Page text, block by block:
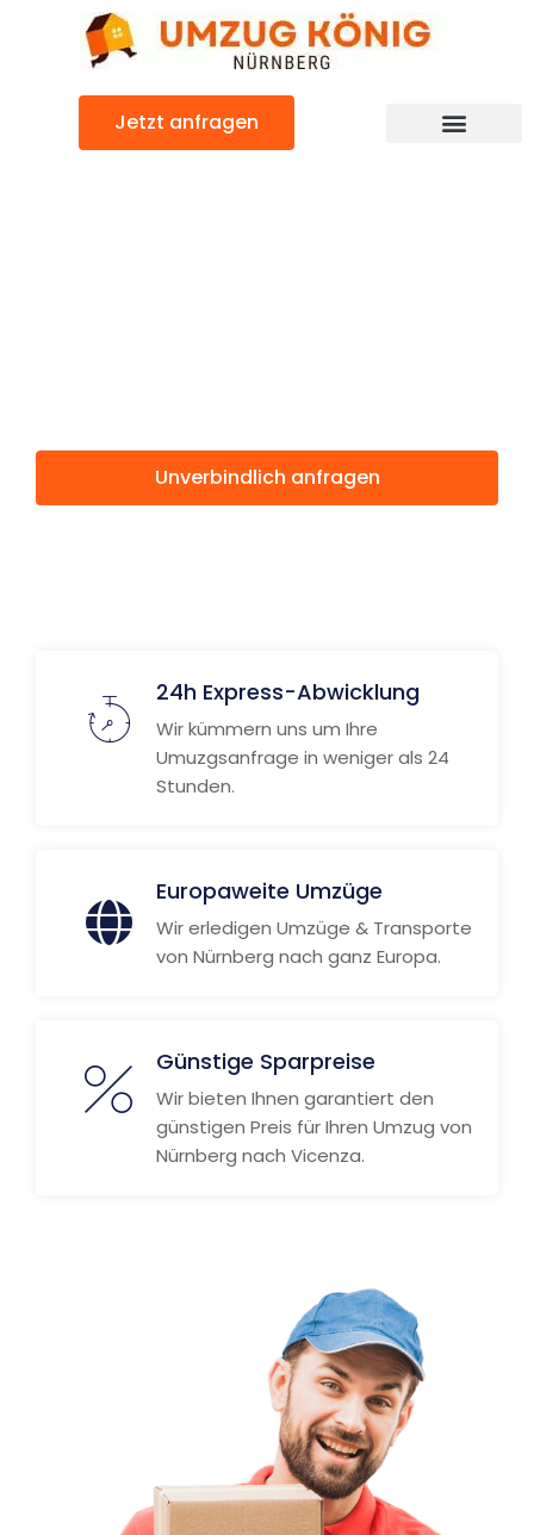
Jetzt anfragen
Unverbindlich anfragen
24h Express-Abwicklung
Wir kümmern uns um Ihre
Umuzgsanfrage in weniger als 24
Stunden.
Europaweite Umzüge
Wir erledigen Umzüge & Transporte
von Nürnberg nach ganz Europa.
Günstige Sparpreise
Wir bieten Ihnen garantiert den
günstigen Preis für Ihren Umzug von
Nürnberg nach Vicenza.